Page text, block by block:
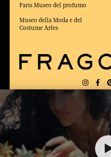
Paris Museo del profumo
Museo della Moda e del
Costume Arles
CONSEGNA: